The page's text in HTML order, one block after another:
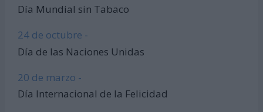
Día Mundial sin Tabaco
24 de octubre -
Día de las Naciones Unidas
20 de marzo -
Día Internacional de la Felicidad